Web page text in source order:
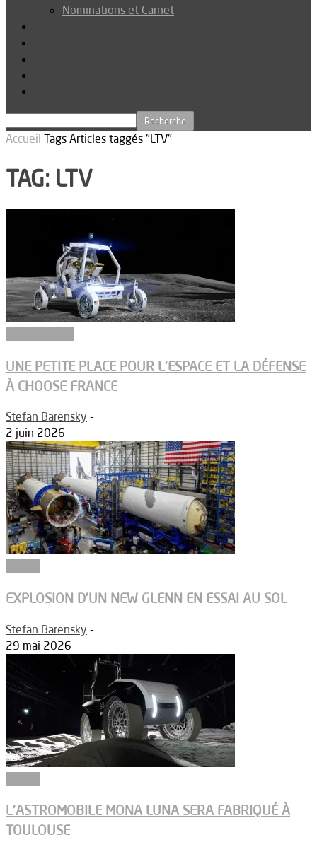
Nominations et Carnet
Accueil Tags Articles taggés "LTV"
TAG: LTV
UNE PETITE PLACE POUR L’ESPACE ET LA DÉFENSE
À CHOOSE FRANCE
Stefan Barensky -
2 juin 2026
EXPLOSION D’UN NEW GLENN EN ESSAI AU SOL
Stefan Barensky -
29 mai 2026
L’ASTROMOBILE MONA LUNA SERA FABRIQUÉ À
TOULOUSE